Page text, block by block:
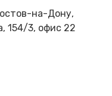
на-Дону,
154/3, офис 22